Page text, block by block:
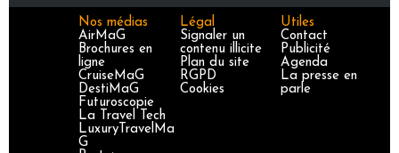
Nos médias
AirMaG
Brochures en
ligne
CruiseMaG
DestiMaG
Futuroscopie
La Travel Tech
LuxuryTravelMa
G
Légal
Signaler un
contenu illicite
Plan du site
RGPD
Cookies
Utiles
Contact
Publicité
Agenda
La presse en
parle